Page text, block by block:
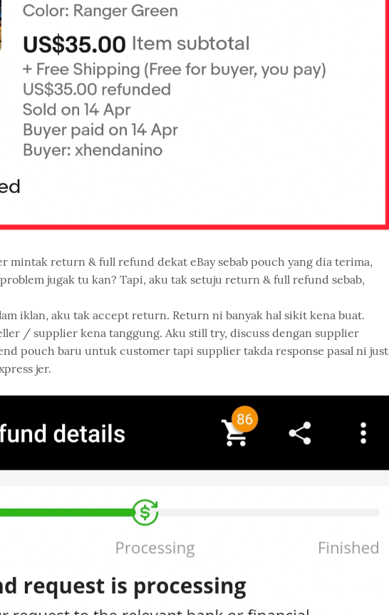
mintak return & full refund dekat eBay sebab pouch yang dia terima,
jugak tu kan? Tapi, aku tak setuju return & full refund sebab,
iklan, aku tak accept return. Return ni banyak hal sikit kena buat.
/ supplier kena tanggung. Aku still try, discuss dengan supplier
pouch baru untuk customer tapi supplier takda response pasal ni just
jer.